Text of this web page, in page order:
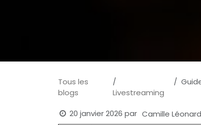
Tous les
blogs
Livestreaming
20 janvier 2026 par Camille Léonard